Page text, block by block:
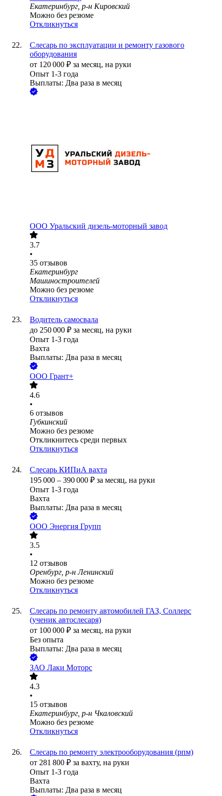
Екатеринбург, р-н Кировский
Можно без резюме
Откликнуться
Слесарь по эксплуатации и ремонту газового
оборудования
от 120 000 ₽ за месяц, на руки
Опыт 1-3 года
Выплаты: Два раза в месяц
ООО Уральский дизель-моторный завод
3.7
•
35 отзывов
Екатеринбург
Машиностроителей
Можно без резюме
Откликнуться
Водитель самосвала
до 250 000 ₽ за месяц, на руки
Опыт 1-3 года
Вахта
Выплаты: Два раза в месяц
ООО Грант+
4.6
•
6 отзывов
Губкинский
Можно без резюме
Откликнитесь среди первых
Откликнуться
Слесарь КИПиА вахта
195 000 – 390 000 ₽ за месяц, на руки
Опыт 1-3 года
Вахта
Выплаты: Два раза в месяц
ООО Энергия Групп
3.5
•
12 отзывов
Оренбург, р-н Ленинский
Можно без резюме
Откликнуться
Слесарь по ремонту автомобилей ГАЗ, Соллерс
(ученик автослесаря)
от 100 000 ₽ за месяц, на руки
Без опыта
Выплаты: Два раза в месяц
ЗАО Лаки Моторс
4.3
•
15 отзывов
Екатеринбург, р-н Чкаловский
Можно без резюме
Откликнуться
Слесарь по ремонту электрооборудования (рпм)
от 281 800 ₽ за вахту, на руки
Опыт 1-3 года
Вахта
Выплаты: Два раза в месяц